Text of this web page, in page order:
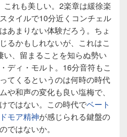
これも美しい。2楽章は緩徐楽
タイルで10分近くコンチェル
あまりない体験だろう。ちょ
るかもしれないが、これはこ
、留まることを知らぬ勢い
ディ・モルト。16分音符もこ
てくるというのは何時の時代
や和声の変化も良い塩梅で、
ではない。この時代でベート
モア精神が感じられる鍵盤の
ではないか。